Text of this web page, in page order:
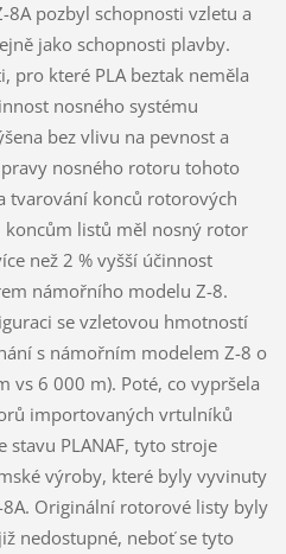
pozbyl schopnosti vzletu a
jako schopnosti plavby.
pro které PLA beztak neměla
nosného systému
bez vlivu na pevnost a
nosného rotoru tohoto
tvarování konců rotorových
listů měl nosný rotor
než 2 % vyšší účinnost
námořního modelu Z-8.
se vzletovou hmotností
s námořním modelem Z-8 o
vs 6 000 m). Poté, co vypršela
importovaných vrtulníků
stavu PLANAF, tyto stroje
výroby, které byly vyvinuty
Originální rotorové listy byly
nedostupné, neboť se tyto